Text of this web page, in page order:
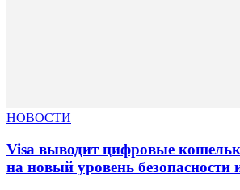
НОВОСТИ
Visa выводит цифровые
на новый уровень безопасности